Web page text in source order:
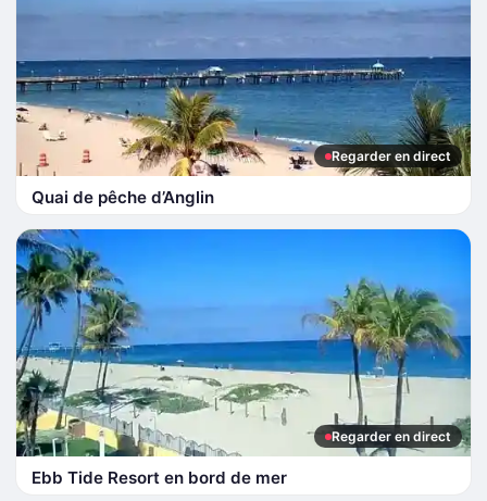
Regarder en direct
Quai de pêche d’Anglin
Regarder en direct
Ebb Tide Resort en bord de mer